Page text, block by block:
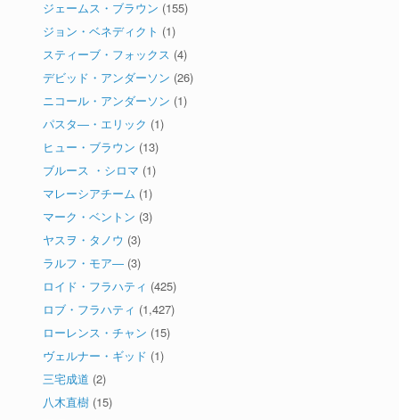
ジェームス・ブラウン (155)
ジョン・ベネディクト (1)
スティーブ・フォックス (4)
デビッド・アンダーソン (26)
ニコール・アンダーソン (1)
パスタ―・エリック (1)
ヒュー・ブラウン (13)
ブルース ・シロマ (1)
マレーシアチーム (1)
マーク・ベントン (3)
ヤスヲ・タノウ (3)
ラルフ・モア― (3)
ロイド・フラハティ (425)
ロブ・フラハティ (1,427)
ローレンス・チャン (15)
ヴェルナー・ギッド (1)
三宅成道 (2)
八木直樹 (15)